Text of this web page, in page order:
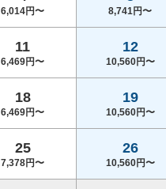
6,014円〜 8,741円〜
11
6,469円〜
12
10,560円〜
18
6,469円〜
19
10,560円〜
25
7,378円〜
26
10,560円〜